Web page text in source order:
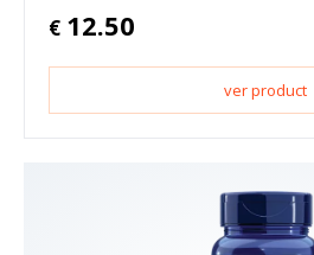
€ 12.50
ver product